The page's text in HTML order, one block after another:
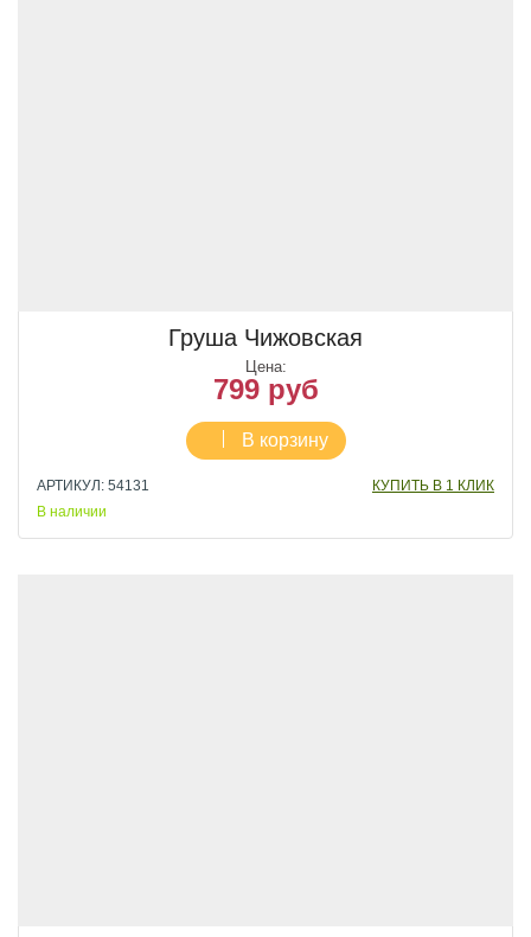
Груша Чижовская
Цена:
799 руб
В корзину
АРТИКУЛ: 54131
КУПИТЬ В 1 КЛИК
В наличии